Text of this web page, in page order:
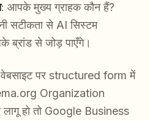
: आपके मुख्य ग्राहक कौन हैं?
सटीकता से AI सिस्टम
ब्रांड से जोड़ पाएँगे।
पर structured form में
Organization
हो तो Google Business